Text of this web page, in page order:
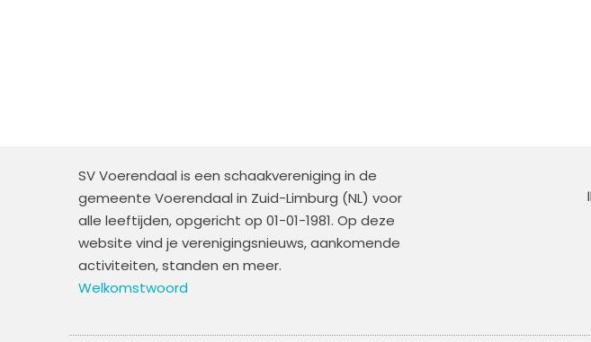
SV Voerendaal is een schaakvereniging in de
gemeente Voerendaal in Zuid-Limburg (NL) voor
alle leeftijden, opgericht op 01-01-1981. Op deze
website vind je verenigingsnieuws, aankomende
activiteiten, standen en meer.
Welkomstwoord